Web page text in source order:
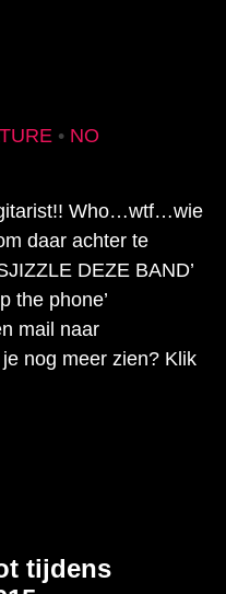
• NO
Who…wtf…wie
daar achter te
DEZE BAND’
the phone’
mail naar
nog meer zien? Klik
tijdens